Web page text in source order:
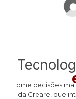
Tome decisões
da Creare, que